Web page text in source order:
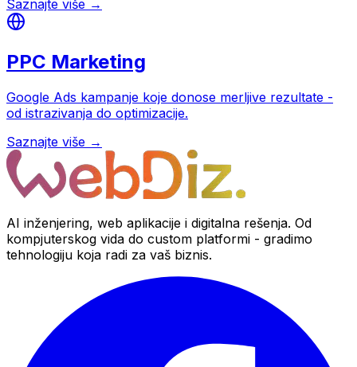
Saznajte više →
PPC Marketing
Google Ads kampanje koje donose merljive rezultate -
od istrazivanja do optimizacije.
Saznajte više →
AI inženjering, web aplikacije i digitalna rešenja. Od
kompjuterskog vida do custom platformi - gradimo
tehnologiju koja radi za vaš biznis.